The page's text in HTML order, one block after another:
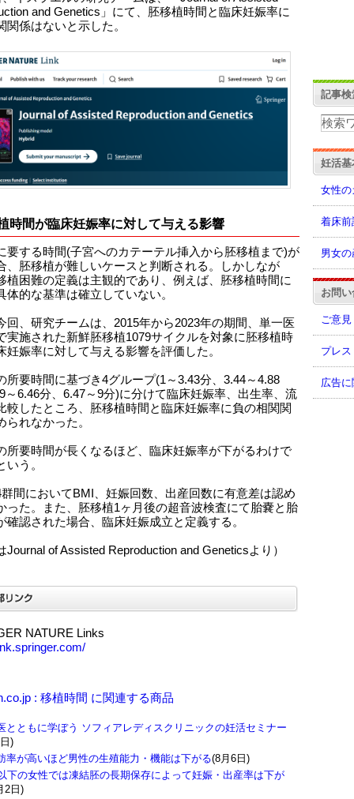
and Genetics」にて、胚移植時間と臨床妊娠率に
関係はないと示した。
時間が臨床妊娠率に対して与える影響
要する時間(子宮へのカテーテル挿入から胚移植まで)が
、胚移植が難しいケースと判断される。しかしなが
植困難の定義は主観的であり、例えば、胚移植時間に
体的な基準は確立していない。
回、研究チームは、2015年から2023年の期間、単一医
実施された新鮮胚移植1079サイクルを対象に胚移植時
妊娠率に対して与える影響を評価した。
所要時間に基づき4グループ(1～3.43分、3.44～4.88
～6.46分、6.47～9分)に分けて臨床妊娠率、出生率、流
較したところ、胚移植時間と臨床妊娠率に負の相関関
られなかった。
所要時間が長くなるほど、臨床妊娠率が下がるわけで
いう。
間においてBMI、妊娠回数、出産回数に有意差は認め
った。また、胚移植1ヶ月後の超音波検査にて胎嚢と胎
確認された場合、臨床妊娠成立と定義する。
Journal of Assisted Reproduction and Geneticsより）
NATURE Links
: 移植時間 に関連する商品
とともに学ぼう ソフィアレディスクリニックの妊活セミナー
)
率が高いほど男性の生殖能力・機能は下がる(8月6日)
下の女性では凍結胚の長期保存によって妊娠・出産率は下が
2日)
記事検
妊活基
女性の
着床前
男女
お問
ご意
プレ
広告